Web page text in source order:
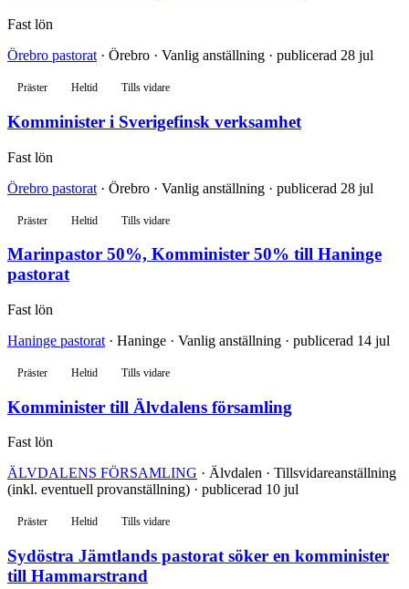
Fast lön
Örebro pastorat · Örebro · Vanlig anställning · publicerad 28 jul
Präster Heltid Tills vidare
Komminister i Sverigefinsk verksamhet
Fast lön
Örebro pastorat · Örebro · Vanlig anställning · publicerad 28 jul
Präster Heltid Tills vidare
Marinpastor 50%, Komminister 50% till Haninge
pastorat
Fast lön
Haninge pastorat · Haninge · Vanlig anställning · publicerad 14 jul
Präster Heltid Tills vidare
Komminister till Älvdalens församling
Fast lön
ÄLVDALENS FÖRSAMLING · Älvdalen · Tillsvidareanställning
(inkl. eventuell provanställning) · publicerad 10 jul
Präster Heltid Tills vidare
Sydöstra Jämtlands pastorat söker en komminister
till Hammarstrand